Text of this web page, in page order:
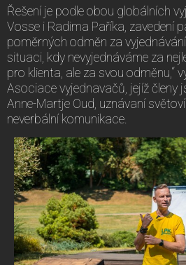
Řešení je podle obou globálních
Vosse i Radima Paříka, zavedení
poměrných odměn za
situaci, kdy nevyjednáváme za
pro klienta, ale za svou odměnu,“
Asociace vyjednavačů, jejíž členy
Anne-Martje Oud, uznávaní
neverbální komunikace.